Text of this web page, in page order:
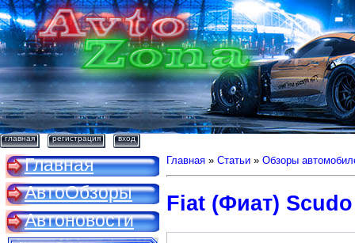
главная регистрация вход
Главная
АвтоОбзоры
Автоновости
Главная » Статьи » Обзоры
Fiat (Фиат) Scudo